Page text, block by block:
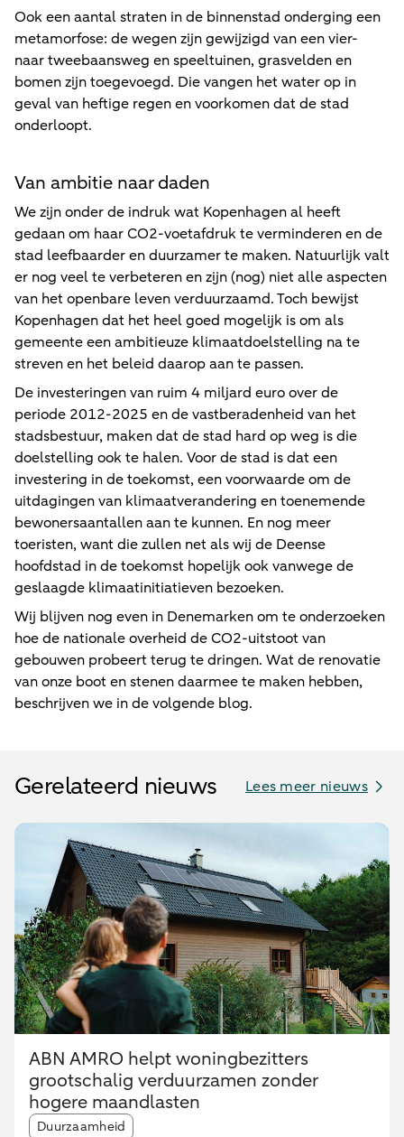
Ook een aantal straten in de binnenstad onderging een
metamorfose: de wegen zijn gewijzigd van een vier-
naar tweebaansweg en speeltuinen, grasvelden en
bomen zijn toegevoegd. Die vangen het water op in
geval van heftige regen en voorkomen dat de stad
onderloopt.
Van ambitie naar daden
We zijn onder de indruk wat Kopenhagen al heeft
gedaan om haar CO2-voetafdruk te verminderen en de
stad leefbaarder en duurzamer te maken. Natuurlijk valt
er nog veel te verbeteren en zijn (nog) niet alle aspecten
van het openbare leven verduurzaamd. Toch bewijst
Kopenhagen dat het heel goed mogelijk is om als
gemeente een ambitieuze klimaatdoelstelling na te
streven en het beleid daarop aan te passen.
De investeringen van ruim 4 miljard euro over de
periode 2012-2025 en de vastberadenheid van het
stadsbestuur, maken dat de stad hard op weg is die
doelstelling ook te halen. Voor de stad is dat een
investering in de toekomst, een voorwaarde om de
uitdagingen van klimaatverandering en toenemende
bewonersaantallen aan te kunnen. En nog meer
toeristen, want die zullen net als wij de Deense
hoofdstad in de toekomst hopelijk ook vanwege de
geslaagde klimaatinitiatieven bezoeken.
Wij blijven nog even in Denemarken om te onderzoeken
hoe de nationale overheid de CO2-uitstoot van
gebouwen probeert terug te dringen. Wat de renovatie
van onze boot en stenen daarmee te maken hebben,
beschrijven we in de volgende blog.
Gerelateerd nieuws Lees meer nieuws
ABN AMRO helpt woningbezitters
grootschalig verduurzamen zonder
hogere maandlasten
Article tags:
Duurzaamheid